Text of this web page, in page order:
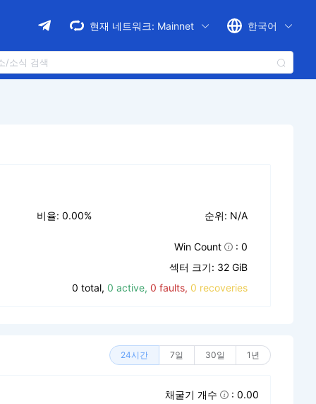
현재 네트워크: Mainnet 한국어
비율: 0.00% 순위: N/A
Win Count
: 0
섹터 크기: 32 GiB
0 total, 0 active, 0 faults, 0 recoveries
24시간 7일 30일 1년
채굴기 개수
: 0.00